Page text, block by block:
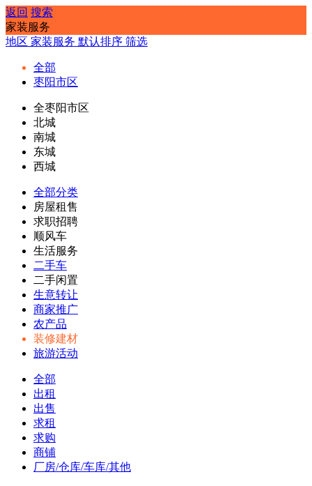
返回 搜索
家装服务
地区 家装服务 默认排序 筛选
全部
枣阳市区
全枣阳市区
北城
南城
东城
西城
全部分类
房屋租售
求职招聘
顺风车
生活服务
二手车
二手闲置
生意转让
商家推广
农产品
装修建材
旅游活动
全部
出租
出售
求租
求购
商铺
厂房/仓库/车库/其他